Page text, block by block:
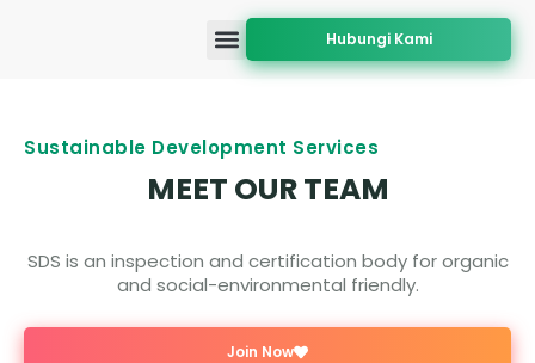
Hubungi Kami
Sustainable Development Services
MEET OUR TEAM
SDS is an inspection and certification body for organic
and social-environmental friendly.
Join Now